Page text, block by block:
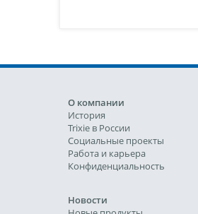
О компании
История
Trixie в России
Социальные проекты
Работа и карьера
Конфиденциальность
Новости